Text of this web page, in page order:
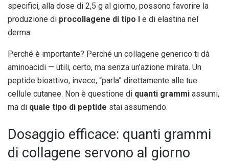
specifici, alla dose di 2,5 g al giorno, possono favorire la
produzione di procollagene di tipo I e di elastina nel
derma.
Perché è importante? Perché un collagene generico ti dà
aminoacidi — utili, certo, ma senza un’azione mirata. Un
peptide bioattivo, invece, “parla” direttamente alle tue
cellule cutanee. Non è questione di quanti grammi assumi,
ma di quale tipo di peptide stai assumendo.
Dosaggio efficace: quanti grammi
di collagene servono al giorno